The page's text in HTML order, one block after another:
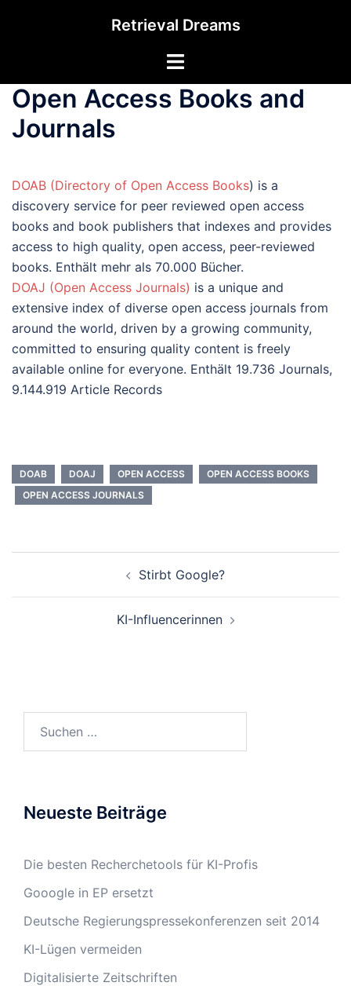
Retrieval Dreams
Menü
Open Access Books and
Journals
DOAB (Directory of Open Access Books) is a
discovery service for peer reviewed open access
books and book publishers that indexes and provides
access to high quality, open access, peer-reviewed
books. Enthält mehr als 70.000 Bücher.
DOAJ (Open Access Journals) is a unique and
extensive index of diverse open access journals from
around the world, driven by a growing community,
committed to ensuring quality content is freely
available online for everyone. Enthält 19.736 Journals,
9.144.919 Article Records
DOAB DOAJ OPEN ACCESS
OPEN ACCESS BOOKS
OPEN ACCESS JOURNALS
Stirbt Google?
KI-Influencerinnen
Neueste Beiträge
Die besten Recherchetools für KI-Profis
Gooogle in EP ersetzt
Deutsche Regierungspressekonferenzen seit 2014
KI-Lügen vermeiden
Digitalisierte Zeitschriften